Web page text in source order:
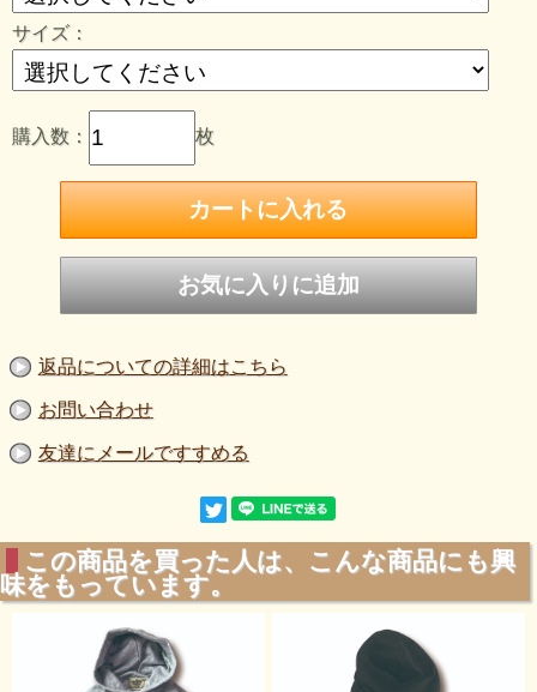
サイズ：
購入数： 枚
返品についての詳細はこちら
お問い合わせ
友達にメールですすめる
この商品を買った人は、こんな商品にも興
味をもっています。